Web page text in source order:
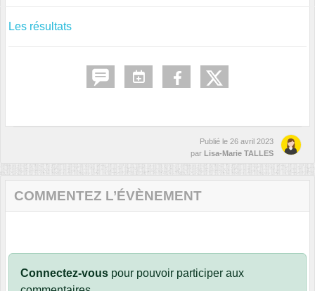
Les résultats
Publié le 26 avril 2023
par Lisa-Marie TALLES
COMMENTEZ L’ÉVÈNEMENT
Connectez-vous pour pouvoir participer aux